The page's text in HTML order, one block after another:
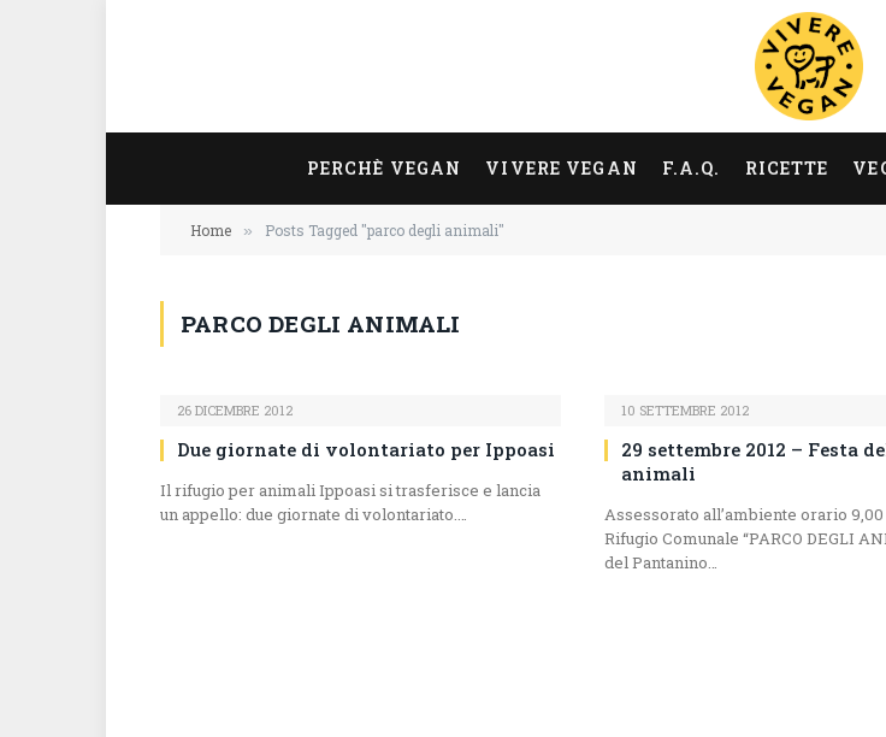
PERCHÈ VEGAN VIVERE VEGAN F.A.Q. RICETTE
Home » Posts Tagged "parco degli animali"
PARCO DEGLI ANIMALI
26 DICEMBRE 2012
Due giornate di volontariato per Ippoasi
Il rifugio per animali Ippoasi si trasferisce e lancia
un appello: due giornate di volontariato.…
10 SETTEMBRE 2012
29 settembre 2012 – Festa
animali
Assessorato all’ambiente orario 9,00
Rifugio Comunale “PARCO DEGLI
del Pantanino…